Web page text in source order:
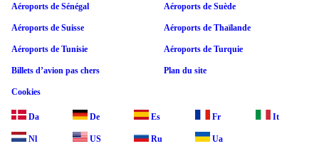
Aéroports de Sénégal Aéroports de Suède
Aéroports de Suisse Aéroports de Thaïlande
Aéroports de Tunisie Aéroports de Turquie
Billets d’avion pas chers Plan du site
Cookies
Da De Es Fr It
Nl US Ru Ua